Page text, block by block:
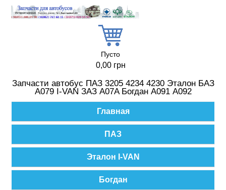
Пусто
0,00 грн
Запчасти автобус ПАЗ 3205 4234 4230 Эталон БАЗ
А079 I-VAN ЗАЗ A07A Богдан А091 А092
Главная
ПАЗ
Эталон I-VAN
Богдан